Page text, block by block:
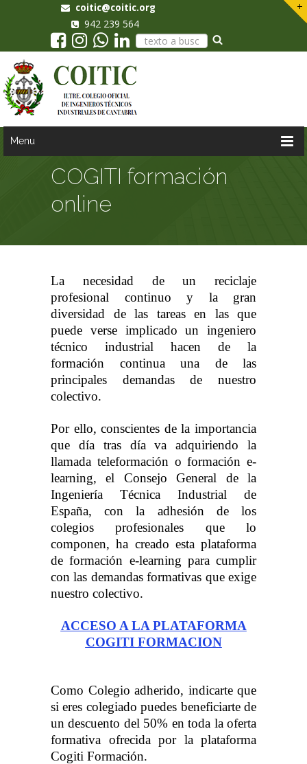
coitic@coitic.org
942 239 564
Menu
COGITI formación
online
La necesidad de un reciclaje
profesional continuo y la gran
diversidad de las tareas en las que
puede verse implicado un ingeniero
técnico industrial hacen de la
formación continua una de las
principales demandas de nuestro
colectivo.
Por ello, conscientes de la importancia
que día tras día va adquiriendo la
llamada teleformación o formación e-
learning, el Consejo General de la
Ingeniería Técnica Industrial de
España, con la adhesión de los
colegios profesionales que lo
componen, ha creado esta plataforma
de formación e-learning para cumplir
con las demandas formativas que exige
nuestro colectivo.
ACCESO A LA PLATAFORMA
COGITI FORMACION
Como Colegio adherido, indicarte que
si eres colegiado puedes beneficiarte de
un descuento del 50% en toda la oferta
formativa ofrecida por la plataforma
Cogiti Formación.